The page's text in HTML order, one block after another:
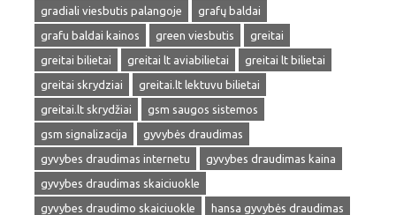
gradiali viesbutis palangoje
grafų baldai
grafu baldai kainos
green viesbutis
greitai
greitai bilietai
greitai lt aviabilietai
greitai lt bilietai
greitai skrydziai
greitai.lt lektuvu bilietai
greitai.lt skrydžiai
gsm saugos sistemos
gsm signalizacija
gyvybės draudimas
gyvybes draudimas internetu
gyvybes draudimas kaina
gyvybes draudimas skaiciuokle
gyvybes draudimo skaiciuokle
hansa gyvybės draudimas